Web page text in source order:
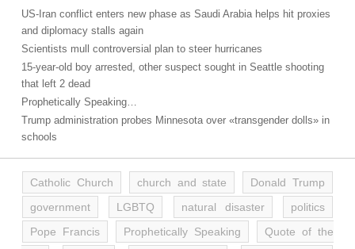
US-Iran conflict enters new phase as Saudi Arabia helps hit proxies
and diplomacy stalls again
Scientists mull controversial plan to steer hurricanes
15-year-old boy arrested, other suspect sought in Seattle shooting
that left 2 dead
Prophetically Speaking…
Trump administration probes Minnesota over «transgender dolls» in
schools
Catholic Church church and state
Donald Trump
government
LGBTQ natural disaster
politics
Pope Francis
Prophetically Speaking
Quote of the